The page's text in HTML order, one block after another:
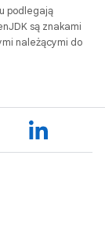
podlegają
są znakami
należącymi do